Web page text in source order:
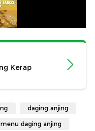
Kerap
daging anjing
daging anjing